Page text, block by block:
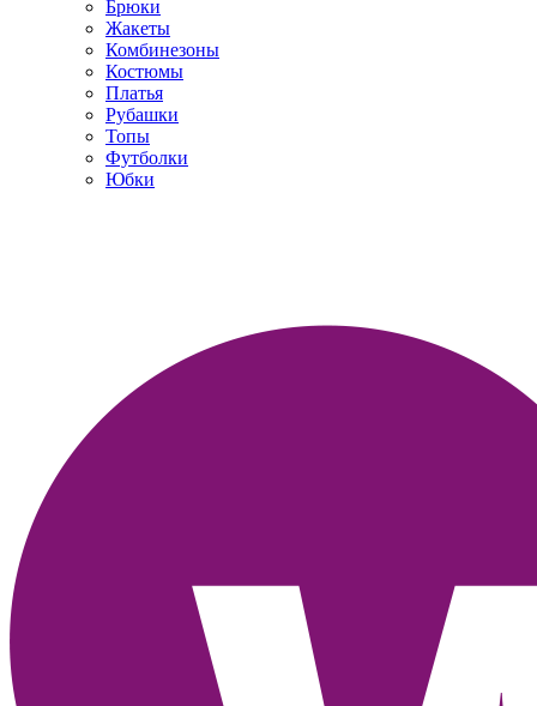
Брюки
Жакеты
Комбинезоны
Костюмы
Платья
Рубашки
Топы
Футболки
Юбки